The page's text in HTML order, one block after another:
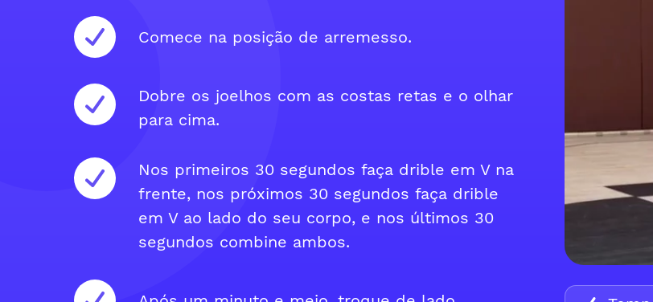
Comece na posição de arremesso.
Dobre os joelhos com as costas retas e o olhar
para cima.
Nos primeiros 30 segundos faça drible em V na
frente, nos próximos 30 segundos faça drible
em V ao lado do seu corpo, e nos últimos 30
segundos combine ambos.